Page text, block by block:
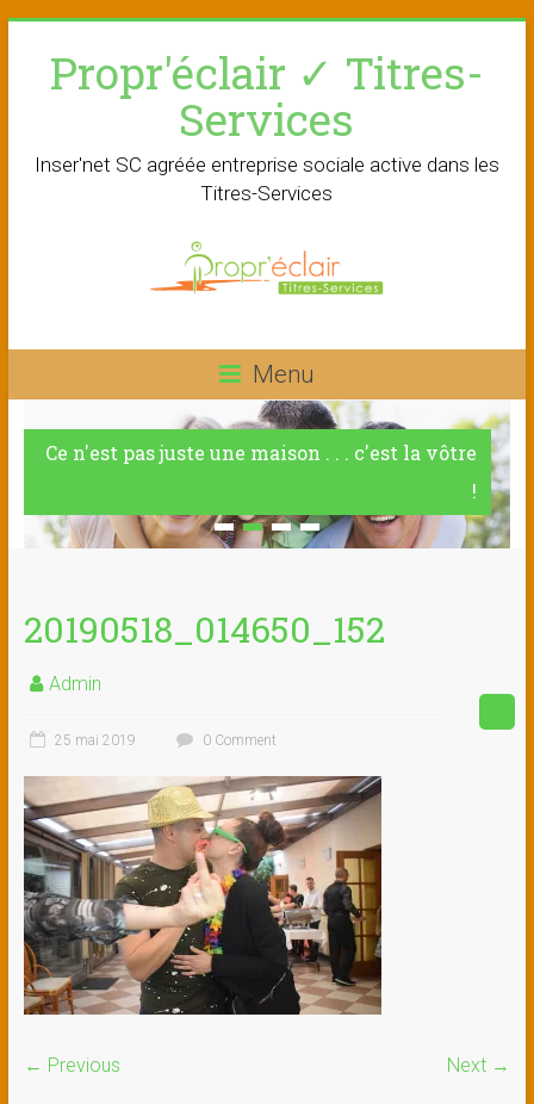
contentPropr'éclair ✓ Titres-
Services
Inser'net SC agréée entreprise sociale active dans les
Titres-Services
Menu
Ce n'est pas juste une maison . . . c'est la vôtre
!
20190518_014650_152
Admin
25 mai 2019 0 Comment
← Previous Next →